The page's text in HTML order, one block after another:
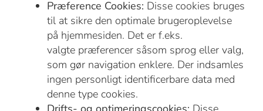
Præference Cookies: Disse cookies bruges
til at sikre den optimale brugeroplevelse
på hjemmesiden. Det er f.eks.
valgte præferencer såsom sprog eller valg,
som gør navigation enklere. Der indsamles
ingen personligt identificerbare data med
denne type cookies.